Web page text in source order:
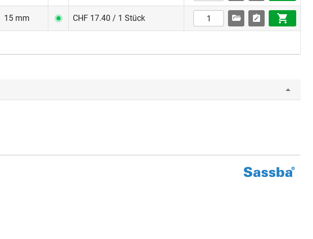
15 mm CHF 17.40 / 1 Stück